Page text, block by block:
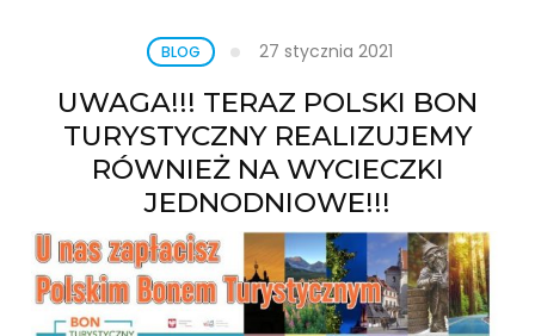
BLOG 27 stycznia 2021
UWAGA!!! TERAZ POLSKI BON
TURYSTYCZNY REALIZUJEMY
RÓWNIEŻ NA WYCIECZKI
JEDNODNIOWE!!!